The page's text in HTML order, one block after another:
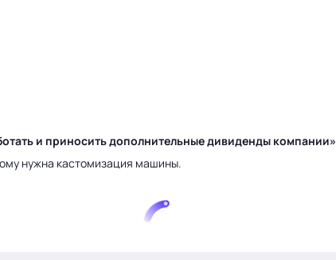
и приносить дополнительные дивиденды компании»
нужна кастомизация машины.